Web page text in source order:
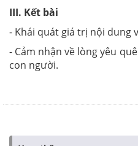
III. Kết bài
- Khái quát giá trị nội dung
- Cảm nhận về lòng yêu
con người.